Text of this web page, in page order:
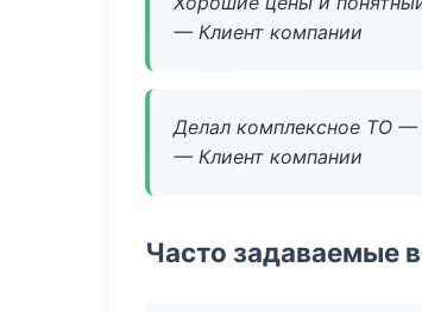
— Клиент компании
Делал комплексное ТО —
— Клиент компании
Часто задаваемые